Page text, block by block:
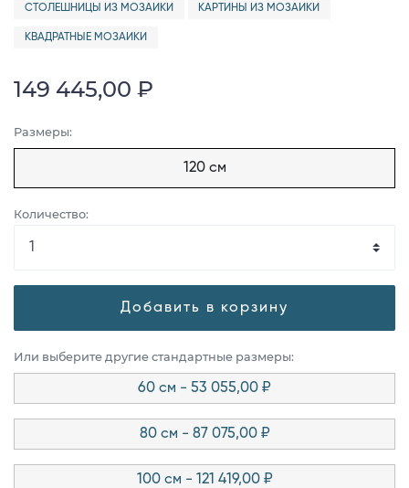
СТОЛЕШНИЦЫ ИЗ МОЗАИКИ КАРТИНЫ ИЗ МОЗАИКИ
КВАДРАТНЫЕ МОЗАИКИ
149 445,00 ₽
Размеры:
120 см
Количество:
Добавить в корзину
Или выберите другие стандартные размеры:
60 см - 53 055,00 ₽
80 см - 87 075,00 ₽
100 см - 121 419,00 ₽